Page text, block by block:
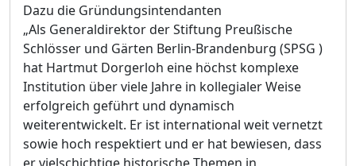
Dazu die Gründungsintendanten
„Als Generaldirektor der Stiftung Preußische
Schlösser und Gärten Berlin-Brandenburg (SPSG )
hat Hartmut Dorgerloh eine höchst komplexe
Institution über viele Jahre in kollegialer Weise
erfolgreich geführt und dynamisch
weiterentwickelt. Er ist international weit vernetzt
sowie hoch respektiert und er hat bewiesen, dass